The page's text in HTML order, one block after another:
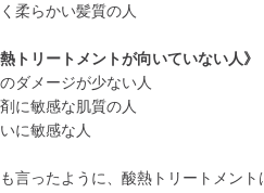
く柔らかい髪質の人
熱トリートメントが向いていない人》
のダメージが少ない人
剤に敏感な肌質の人
いに敏感な人
言ったように、酸熱トリートメン